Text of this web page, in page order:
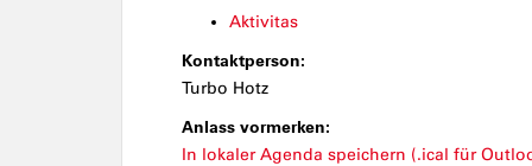
Aktivitas
Kontaktperson:
Turbo Hotz
Anlass vormerken:
In lokaler Agenda speichern (.ical für